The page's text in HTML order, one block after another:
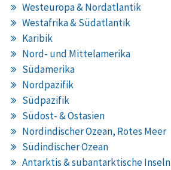
Westeuropa & Nordatlantik
Westafrika & Südatlantik
Karibik
Nord- und Mittelamerika
Südamerika
Nordpazifik
Südpazifik
Südost- & Ostasien
Nordindischer Ozean, Rotes Meer
Südindischer Ozean
Antarktis & subantarktische Inseln